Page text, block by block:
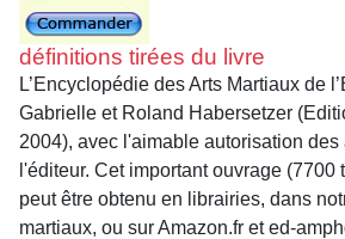
définitions tirées du livre
L’Encyclopédie des Arts Martiaux de
Gabrielle et Roland Habersetzer
2004), avec l'aimable autorisation des
l'éditeur. Cet important ouvrage (7700
peut être obtenu en librairies, dans
martiaux, ou sur Amazon.fr et ed-